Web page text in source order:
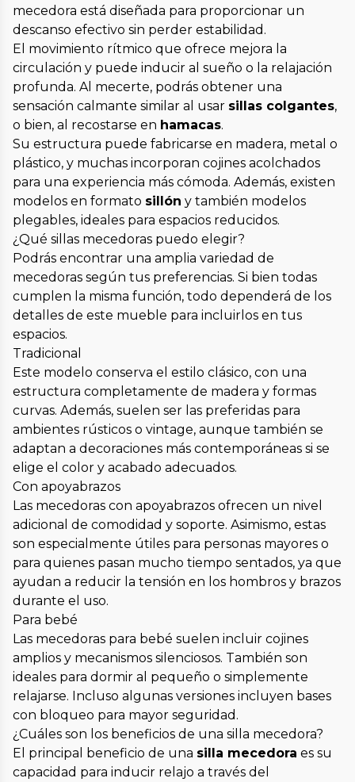
mecedora está diseñada para proporcionar un
descanso efectivo sin perder estabilidad.
El movimiento rítmico que ofrece mejora la
circulación y puede inducir al sueño o la relajación
profunda. Al mecerte, podrás obtener una
sensación calmante similar al usar sillas colgantes,
o bien, al recostarse en hamacas.
Su estructura puede fabricarse en madera, metal o
plástico, y muchas incorporan cojines acolchados
para una experiencia más cómoda. Además, existen
modelos en formato sillón y también modelos
plegables, ideales para espacios reducidos.
¿Qué sillas mecedoras puedo elegir?
Podrás encontrar una amplia variedad de
mecedoras según tus preferencias. Si bien todas
cumplen la misma función, todo dependerá de los
detalles de este mueble para incluirlos en tus
espacios.
Tradicional
Este modelo conserva el estilo clásico, con una
estructura completamente de madera y formas
curvas. Además, suelen ser las preferidas para
ambientes rústicos o vintage, aunque también se
adaptan a decoraciones más contemporáneas si se
elige el color y acabado adecuados.
Con apoyabrazos
Las mecedoras con apoyabrazos ofrecen un nivel
adicional de comodidad y soporte. Asimismo, estas
son especialmente útiles para personas mayores o
para quienes pasan mucho tiempo sentados, ya que
ayudan a reducir la tensión en los hombros y brazos
durante el uso.
Para bebé
Las mecedoras para bebé suelen incluir cojines
amplios y mecanismos silenciosos. También son
ideales para dormir al pequeño o simplemente
relajarse. Incluso algunas versiones incluyen bases
con bloqueo para mayor seguridad.
¿Cuáles son los beneficios de una silla mecedora?
El principal beneficio de una silla mecedora es su
capacidad para inducir relajo a través del